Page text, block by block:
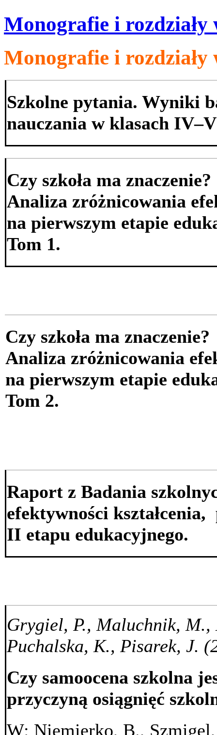
Monografie i
Monografie i
Szkolne pytania. Wyniki
nauczania w klasach
Czy szkoła ma znaczenie?
Analiza zróżnicowania
na pierwszym etapie
Tom 1.
Czy szkoła ma znaczenie?
Analiza zróżnicowania
na pierwszym etapie
Tom 2.
Raport z Badania
efektywności
II etapu edukacyjnego.
Grygiel, P., Maluchnik, M.,
Puchalska, K., Pisarek, J.
Czy samoocena szkolna
przyczyną osiągnięć
W: Niemierko, B.,